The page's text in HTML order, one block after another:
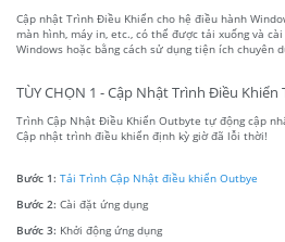
Cập nhật Trình Điều Khiển cho hệ điều hành
màn hình, máy in, etc., có thể được tải xuống và
Windows hoặc bằng cách sử dụng tiện ích chuyên
TÙY CHỌN 1 - Cập Nhật Trình Điều
Trình Cập Nhật Điều Khiển Outbyte tự động cập
Cập nhật trình điều khiển định kỳ giờ đã lỗi thời!
Bước 1: Tải Trình Cập Nhật điều khiển Outbye
Bước 2: Cài đặt ứng dụng
Bước 3: Khởi động ứng dụng